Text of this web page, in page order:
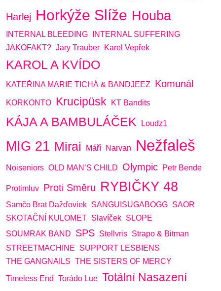
Harlej Horkýže Slíže Houba
INTERNAL BLEEDING
INTERNAL SUFFERING
JAKOFAKT? Jary Trauber Karel Vepřek
KAROL A KVÍDO
KATEŘINA MARIE TICHÁ & BANDJEEZ Komunál
KORKONTO Krucipüsk KT Bandits
KÁJA A BAMBULÁČEK Loudz1
MIG 21 Mirai Máří Narvan Nežfaleš
Noiseniors OLD MAN’S CHILD Olympic Petr Bende
Protimluv Proti Směru RYBIČKY 48
Samčo Brat Dažďoviek SANGUISUGABOGG SAOR
SKOTAČNÍ KULOMET Slavíček SLOPE
SOUMRAK BAND
SPS Stellvris Strapo & Bitman
STREETMACHINE
SUPPORT LESBIENS
THE GANGNAILS THE SISTERS OF MERCY
Timeless End Torádo Lue Totální Nasazení